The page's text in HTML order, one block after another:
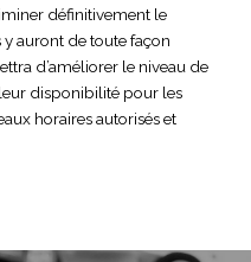
définitivement le
auront de toute façon
d’améliorer le niveau de
disponibilité pour les
horaires autorisés et